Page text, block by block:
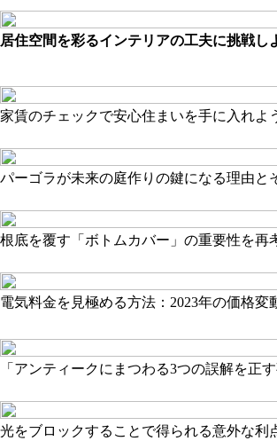
居住空間を彩るインテリアの工夫に挑戦し
家賃のチェックで安心住まいを手に入れよ
パーゴラが未来の庭作りの鍵になる理由と
根底を覆す「ボトムカバー」の重要性を再
電気料金を見極める方法：2023年の価格変
「アンティークにまつわる3つの誤解を正す
光をブロックすることで得られる意外な利